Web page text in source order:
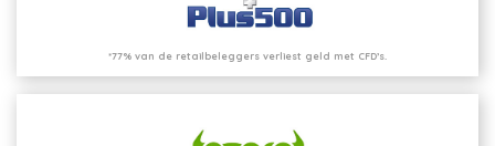
*77% van de retailbeleggers verliest geld met CFD’s.